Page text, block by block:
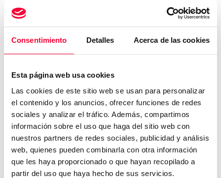
Consentimiento Detalles Acerca de las cookies
Esta página web usa cookies
Las cookies de este sitio web se usan para personalizar
el contenido y los anuncios, ofrecer funciones de redes
sociales y analizar el tráfico. Además, compartimos
información sobre el uso que haga del sitio web con
nuestros partners de redes sociales, publicidad y análisis
web, quienes pueden combinarla con otra información
que les haya proporcionado o que hayan recopilado a
partir del uso que haya hecho de sus servicios.
Consumo y emisiones
- L/100
CONSUMO
URBANO
- L/100
CONSUMO
EXTRAURBANO